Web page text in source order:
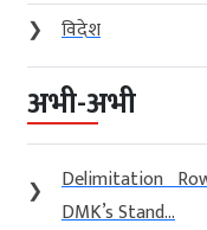
❯
विदेश
अभी-अभी
❯
Delimitation
DMK’s Stand...